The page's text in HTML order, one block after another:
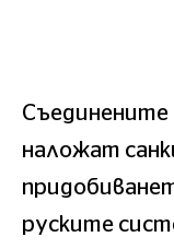
наложат
руските